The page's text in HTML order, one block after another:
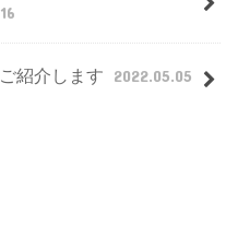
紹介します 2022.05.05